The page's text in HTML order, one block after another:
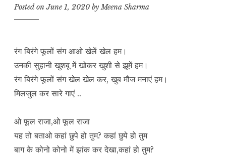
Posted onJune 1, 2020 byMeena Sharma
रंग बिरंगे फूलों संग आओ खेलें खेल हम।
उनकी सुहानी खुशबू में खोकर खुशी से झूमें हम।
रंग बिरंगे फूलों संग खेल खेल कर, खुब मौज मनाएं हम।
मिलजुल कर सारे गाएं ..
ओ फूल राजा,ओ फूल राजा
यह तो बताओ कहां छुपे हो तुम? कहां छुपे हो तुम
बाग के कोनो कोनो में झांक कर देखा,कहां हो तुम?